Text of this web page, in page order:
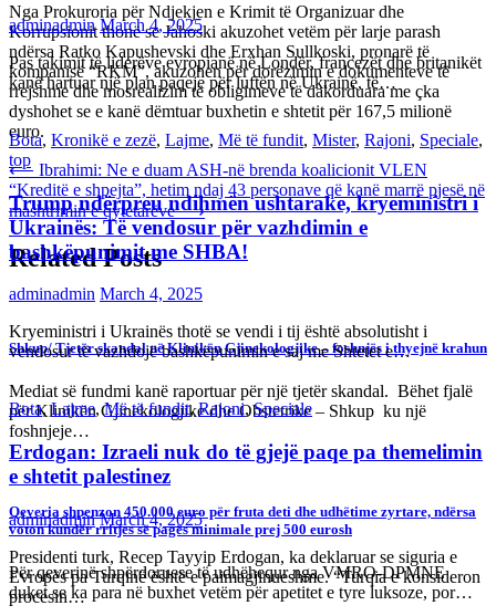
Nga Prokuroria për Ndjekjen e Krimit të Organizuar dhe
Korrupsionit thonë se Jahoski akuzohet vetëm për larje parash
ndërsa Ratko Kapushevski dhe Erxhan Sullkoski, pronarë të
kompanisë “RKM”, akuzohen për dorëzimin e dokumenteve të
rrejshme dhe mosrealizim të obligimeve të dakorduara me çka
dyshohet se e kanë dëmtuar buxhetin e shtetit për 167,5 milionë
euro.
Post
navigation
⟵ Ibrahimi: Ne e duam ASH-në brenda koalicionit VLEN
“Kreditë e shpejta”, hetim ndaj 43 personave që kanë marrë pjesë në
mashtrimin e qytetarëve ⟶
Related Posts
Shkup/ Tjetër skandal në Klinikën Gjinekologjike – foshnjës i thyejnë krahun
Mediat së fundmi kanë raportuar për një tjetër skandal. Bëhet fjalë
për Klinikën Gjinekologjike dhe Obstetrike – Shkup ku një
foshnjeje…
Qeveria shpenzon 450.000 euro për fruta deti dhe udhëtime zyrtare, ndërsa
voton kundër rritjes së pagës minimale prej 500 eurosh
Për qeverinë shpërdoruese të udhëhequr nga VMRO-DPMNE
duket se ka para në buxhet vetëm për apetitet e tyre luksoze, por…
adminadmin March 4, 2025
Pas takimit të liderëve evropianë në Londër, francezët dhe britanikët
kanë hartuar një plan paqeje për luftën në Ukrainë, të…
Bota, Kronikë e zezë, Lajme, Më të fundit, Mister, Rajoni, Speciale,
top
Trump ndërpreu ndihmën ushtarake, kryeministri i
Ukrainës: Të vendosur për vazhdimin e
bashkëpunimit me SHBA!
adminadmin March 4, 2025
Kryeministri i Ukrainës thotë se vendi i tij është absolutisht i
vendosur të vazhdojë bashkëpunimin e saj me Shtetet e…
Bota,Lajme,Më të fundit,Rajoni,Speciale
Erdogan: Izraeli nuk do të gjejë paqe pa themelimin
e shtetit palestinez
adminadmin March 4, 2025
Presidenti turk, Recep Tayyip Erdogan, ka deklaruar se siguria e
Evropës pa Turqinë është e paimagjinueshme. “Turqia e konsideron
procesin…